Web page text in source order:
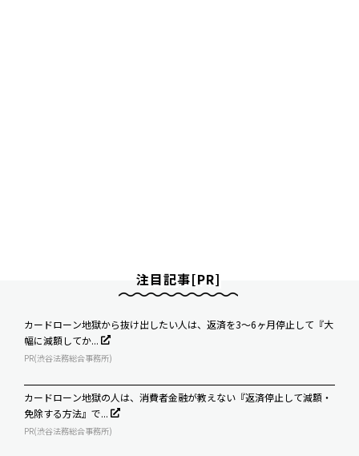
注目記事[PR]
カードローン地獄から抜け出したい人は、返済を3～6ヶ月停止して『大
幅に減額してか...
PR(渋谷法務総合事務所)
カードローン地獄の人は、消費者金融が教えない『返済停止して減額・
免除する方法』で...
PR(渋谷法務総合事務所)